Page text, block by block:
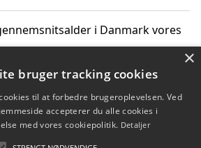
i Danmark vores
CO2-udledning påvirker vores
×
bruger tracking cookies
til at forbedre brugeroplevelsen. Ved
accepterer du alle cookies i
med vores cookiepolitik. Detaljer